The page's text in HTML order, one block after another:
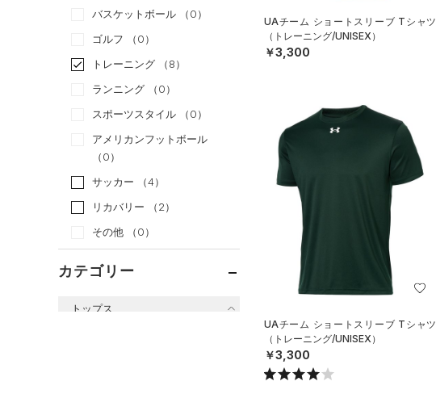
バスケットボール
（0）
ゴルフ
（0）
トレーニング
（8）
ランニング
（0）
スポーツスタイル
（0）
アメリカンフットボール
（0）
サッカー
（4）
リカバリー
（2）
その他
（0）
カテゴリー
トップス
UAチーム ショートスリーブ Tシャツ
（トレーニング/UNISEX）
￥3,300
UAチーム ショートスリーブ Tシャツ
（トレーニング/UNISEX）
￥3,300